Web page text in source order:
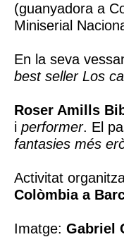
(guanyadora a
Miniserial
En la seva
best seller Los
Roser Amills
i performer. El
fantasies més
Activitat
Colòmbia a
Imatge: Gabriel